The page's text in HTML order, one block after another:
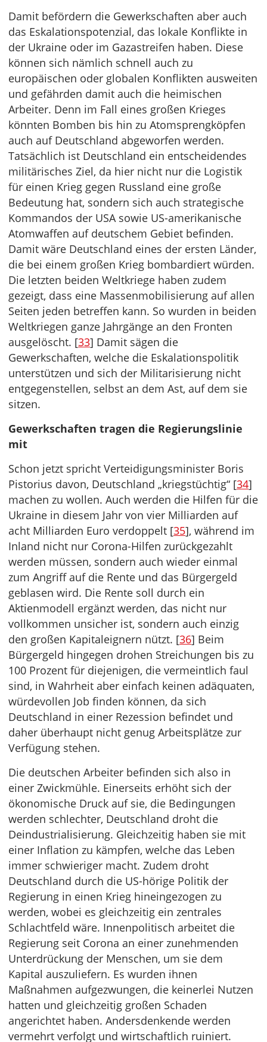
Damit befördern die Gewerkschaften aber auch
das Eskalationspotenzial, das lokale Konflikte in
der Ukraine oder im Gazastreifen haben. Diese
können sich nämlich schnell auch zu
europäischen oder globalen Konflikten ausweiten
und gefährden damit auch die heimischen
Arbeiter. Denn im Fall eines großen Krieges
könnten Bomben bis hin zu Atomsprengköpfen
auch auf Deutschland abgeworfen werden.
Tatsächlich ist Deutschland ein entscheidendes
militärisches Ziel, da hier nicht nur die Logistik
für einen Krieg gegen Russland eine große
Bedeutung hat, sondern sich auch strategische
Kommandos der USA sowie US-amerikanische
Atomwaffen auf deutschem Gebiet befinden.
Damit wäre Deutschland eines der ersten Länder,
die bei einem großen Krieg bombardiert würden.
Die letzten beiden Weltkriege haben zudem
gezeigt, dass eine Massenmobilisierung auf allen
Seiten jeden betreffen kann. So wurden in beiden
Weltkriegen ganze Jahrgänge an den Fronten
ausgelöscht. [33] Damit sägen die
Gewerkschaften, welche die Eskalationspolitik
unterstützen und sich der Militarisierung nicht
entgegenstellen, selbst an dem Ast, auf dem sie
sitzen.
Gewerkschaften tragen die Regierungslinie
mit
Schon jetzt spricht Verteidigungsminister Boris
Pistorius davon, Deutschland „kriegstüchtig“ [34]
machen zu wollen. Auch werden die Hilfen für die
Ukraine in diesem Jahr von vier Milliarden auf
acht Milliarden Euro verdoppelt [35], während im
Inland nicht nur Corona-Hilfen zurückgezahlt
werden müssen, sondern auch wieder einmal
zum Angriff auf die Rente und das Bürgergeld
geblasen wird. Die Rente soll durch ein
Aktienmodell ergänzt werden, das nicht nur
vollkommen unsicher ist, sondern auch einzig
den großen Kapitaleignern nützt. [36] Beim
Bürgergeld hingegen drohen Streichungen bis zu
100 Prozent für diejenigen, die vermeintlich faul
sind, in Wahrheit aber einfach keinen adäquaten,
würdevollen Job finden können, da sich
Deutschland in einer Rezession befindet und
daher überhaupt nicht genug Arbeitsplätze zur
Verfügung stehen.
Die deutschen Arbeiter befinden sich also in
einer Zwickmühle. Einerseits erhöht sich der
ökonomische Druck auf sie, die Bedingungen
werden schlechter, Deutschland droht die
Deindustrialisierung. Gleichzeitig haben sie mit
einer Inflation zu kämpfen, welche das Leben
immer schwieriger macht. Zudem droht
Deutschland durch die US-hörige Politik der
Regierung in einen Krieg hineingezogen zu
werden, wobei es gleichzeitig ein zentrales
Schlachtfeld wäre. Innenpolitisch arbeitet die
Regierung seit Corona an einer zunehmenden
Unterdrückung der Menschen, um sie dem
Kapital auszuliefern. Es wurden ihnen
Maßnahmen aufgezwungen, die keinerlei Nutzen
hatten und gleichzeitig großen Schaden
angerichtet haben. Andersdenkende werden
vermehrt verfolgt und wirtschaftlich ruiniert.